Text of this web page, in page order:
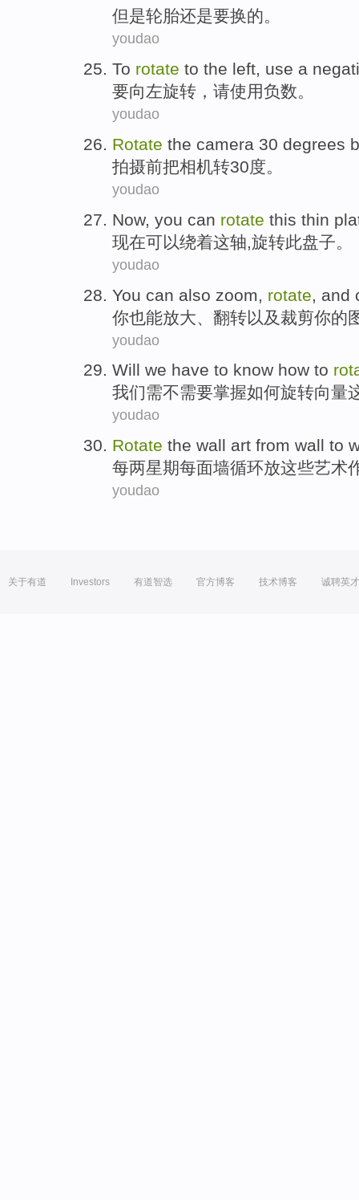
但是轮胎还是要换的。
youdao
To rotate to the left, use a
要向左旋转 ， 请使用负数。
youdao
Rotate the camera 30 degrees
拍摄前把相机转30度。
youdao
Now, you can rotate this thin
现在可以绕着这轴,旋转此盘子。
youdao
You can also zoom rotate and
你也能放大 翻转以及 裁剪你的
youdao
Will we have to know how to
我们需不需要掌握如何旋转向量
youdao
Rotate the wall art from wall to
每两星期每面墙循环放这些艺术
youdao
关于有道 Investors 有道智选 官方博客 技术博客 诚聘英才